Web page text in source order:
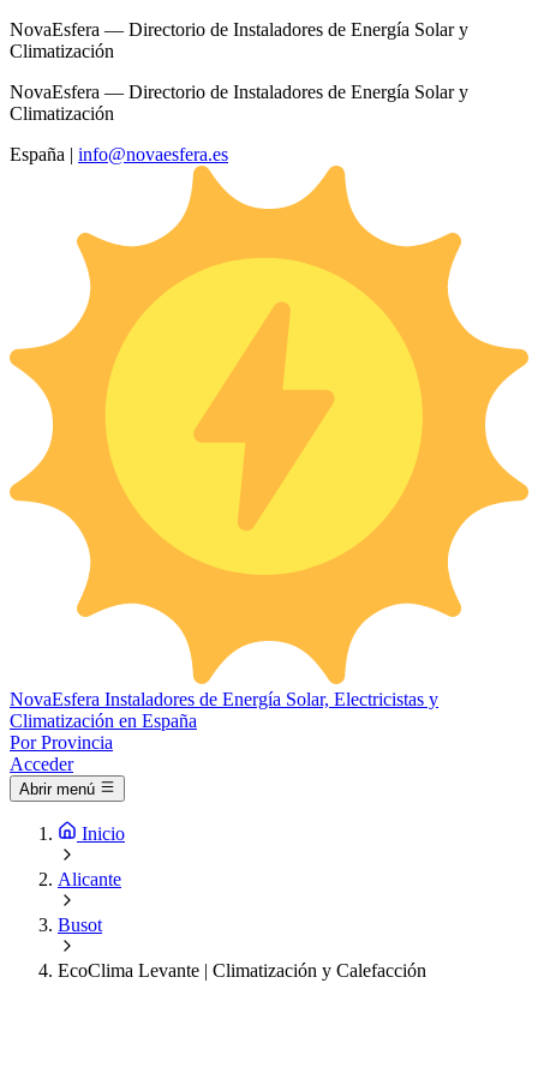
NovaEsfera — Directorio de Instaladores de Energía Solar y
Climatización
NovaEsfera — Directorio de Instaladores de Energía Solar y
Climatización
España | info@novaesfera.es
NovaEsfera Instaladores de Energía Solar, Electricistas y
Climatización en España
Por Provincia
Acceder
Abrir menú
Inicio
Alicante
Busot
EcoClima Levante | Climatización y Calefacción